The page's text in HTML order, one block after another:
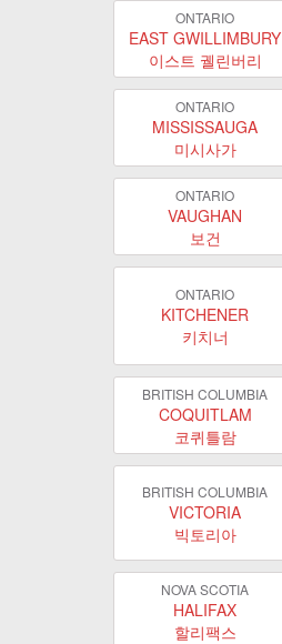
ONTARIO
EAST GWILLIMBURY
이스트 궬린버리
ONTARIO
MISSISSAUGA
미시사가
ONTARIO
VAUGHAN
보건
ONTARIO
KITCHENER
키치너
BRITISH COLUMBIA
COQUITLAM
코퀴틀람
BRITISH COLUMBIA
VICTORIA
빅토리아
NOVA SCOTIA
HALIFAX
할리팩스